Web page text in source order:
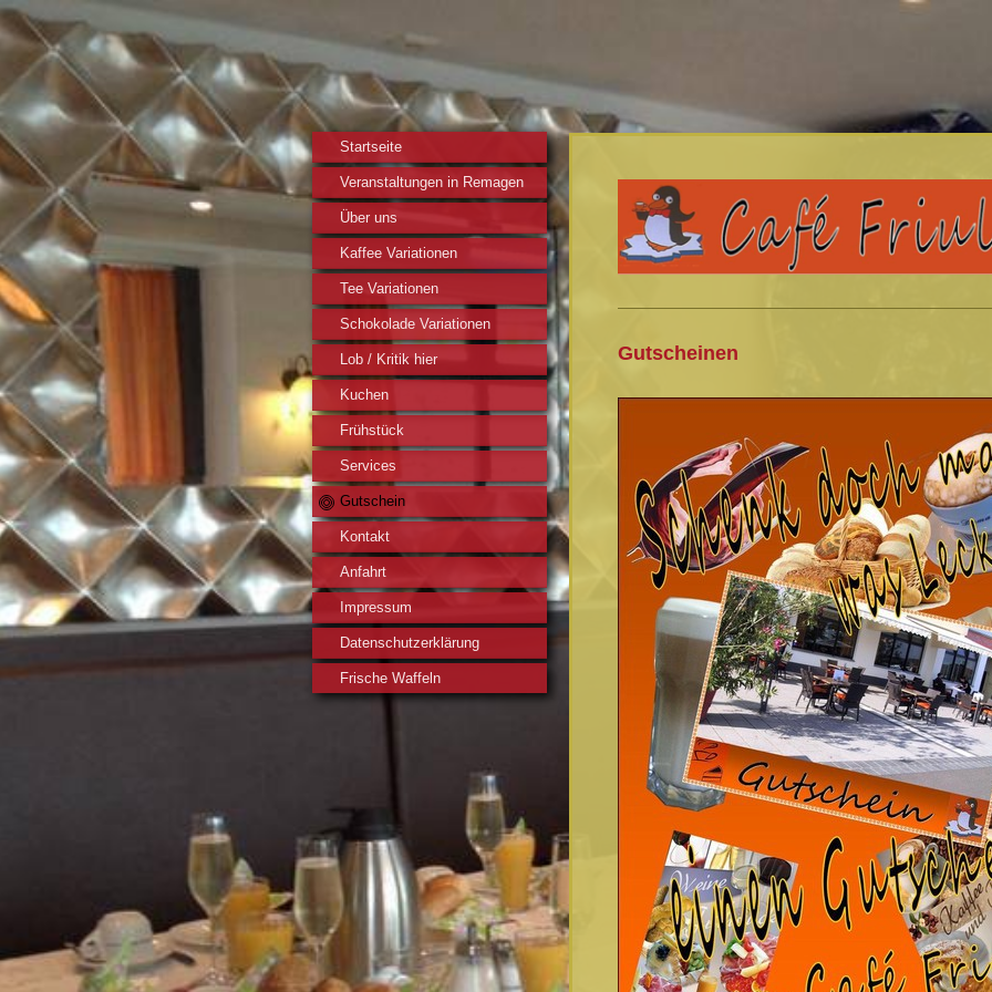
Startseite
Veranstaltungen in Remagen
Über uns
Kaffee Variationen
Tee Variationen
Schokolade Variationen
Lob / Kritik hier
Kuchen
Frühstück
Services
Gutschein
Kontakt
Anfahrt
Impressum
Datenschutzerklärung
Frische Waffeln
Gutscheinen